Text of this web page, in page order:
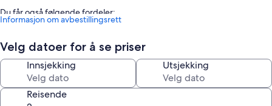
Du får også følgende fordeler:
Romfasiliteter
Alle rommene er individuelt innredede og kan friste med fordeler i form
av møblert balkong samt fasiliteter som wi-fi (inkludert) og spisebord.
Her er noen flere romfasiliteter:
Informasjon om avbestillingsrett
Velg datoer for å se priser
Innsjekking Utsjekking
Reisende